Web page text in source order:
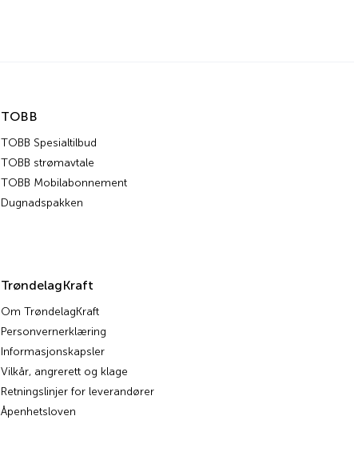
TOBB
TOBB Spesialtilbud
TOBB strømavtale
TOBB Mobilabonnement
Dugnadspakken
TrøndelagKraft
Om TrøndelagKraft
Personvernerklæring
Informasjonskapsler
Vilkår, angrerett og klage
Retningslinjer for leverandører
Åpenhetsloven